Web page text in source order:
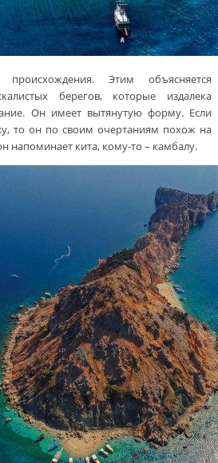
происхождения. Этим объясняется
берегов, которые издалека
Он имеет вытянутую форму. Если
то он по своим очертаниям похож на
напоминает кита, кому-то – камбалу.